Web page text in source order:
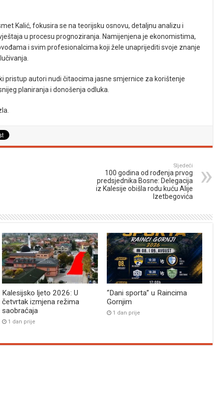
Kalić, fokusira se na teorijsku osnovu, detaljnu analizu i
u procesu prognoziranja. Namijenjena je ekonomistima,
i svim profesionalcima koji žele unaprijediti svoje znanje
pristup autori nudi čitaocima jasne smjernice za korištenje
planiranja i donošenja odluka.
Sljedeći
100 godina od rođenja prvog
predsjednika Bosne: Delegacija
iz Kalesije obišla rodu kuću Alije
Izetbegovića
Kalesijsko ljeto 2026: U
četvrtak izmjena režima
saobraćaja
1 dan prije
“Dani sporta” u Raincima
Gornjim
1 dan prije